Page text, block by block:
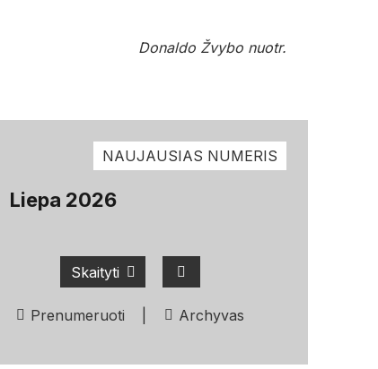
Donaldo Žvybo nuotr.
NAUJAUSIAS NUMERIS
Liepa 2026
Skaityti
Prenumeruoti Archyvas